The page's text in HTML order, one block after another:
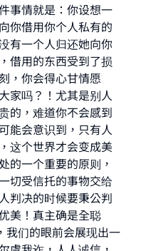
事情就是：你设想一
你借用你个人私有的
有一个人归还她向你
借用的东西受到了损
，你会得心甘情愿
家吗？！尤其是别人
的，难道你不会感到
能会意识到，只有人
这个世界才会变成美
的一个重要的原则，
切受信托的事物交给
判决的时候要秉公判
美！真主确是全聪
们的眼前会展现出一